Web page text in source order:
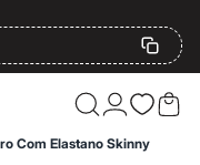
Com Elastano Skinny